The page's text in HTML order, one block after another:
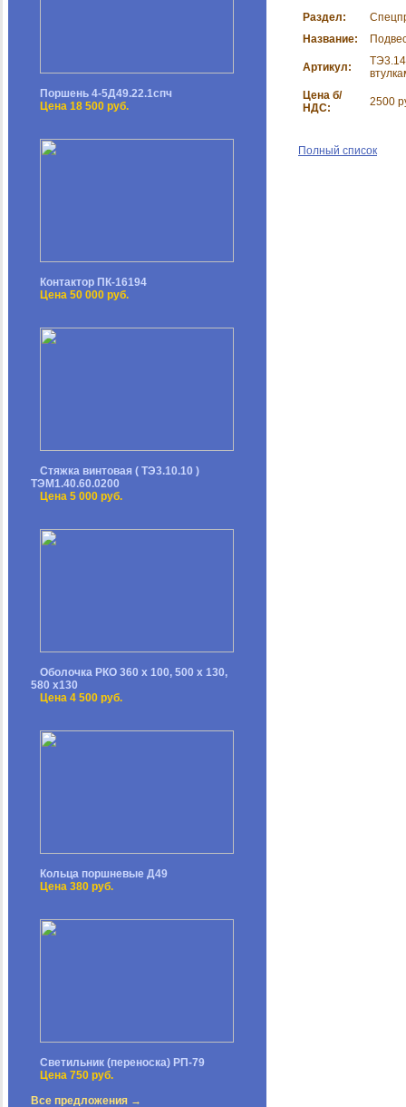
Поршень 4-5Д49.22.1спч
Цена 18 500 руб.
Контактор ПК-16194
Цена 50 000 руб.
Стяжка винтовая ( ТЭ3.10.10 )
ТЭМ1.40.60.0200
Цена 5 000 руб.
Оболочка РКО 360 х 100, 500 х 130,
580 х130
Цена 4 500 руб.
Кольца поршневые Д49
Цена 380 руб.
Светильник (переноска) РП-79
Цена 750 руб.
Все предложения →
Раздел:
Название:
Артикул:
Цена б/
НДС:
2500
Полный список